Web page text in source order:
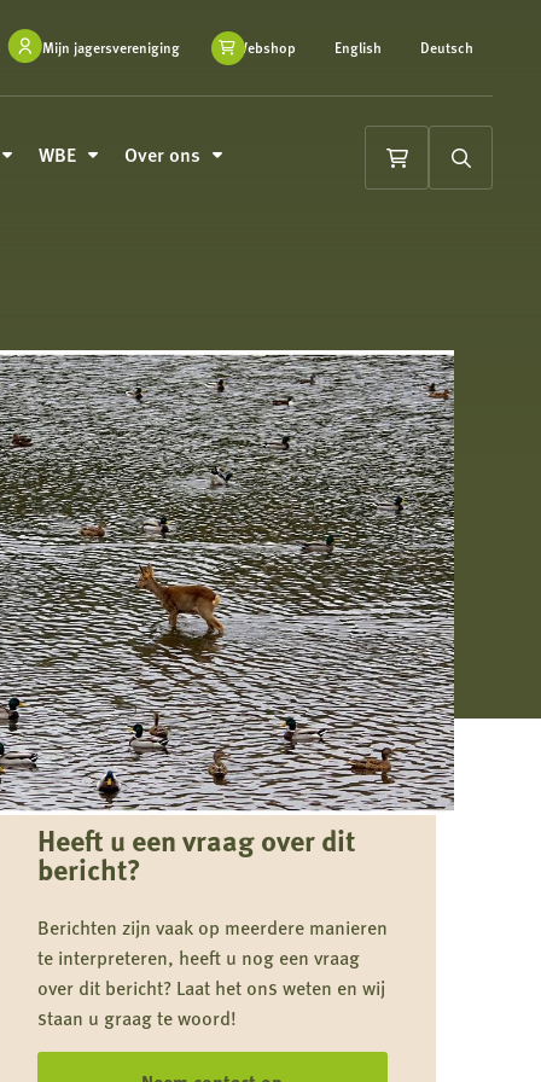
Mijn jagersvereniging Webshop English Deutsch
WBE Over ons
Winkelwagen
Zoeken
Heeft u een vraag over dit
bericht?
Berichten zijn vaak op meerdere manieren
te interpreteren, heeft u nog een vraag
over dit bericht? Laat het ons weten en wij
staan u graag te woord!